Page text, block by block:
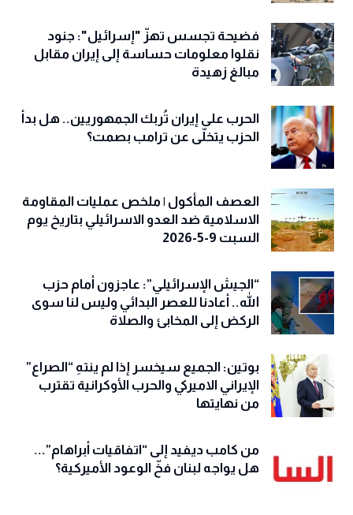
فضيحة تجسس تهزّ "إسرائيل": جنود
نقلوا معلومات حساسة إلى إيران مقابل
مبالغ زهيدة
الحرب على إيران تُربك الجمهوريين.. هل بدأ
الحزب يتخلّى عن ترامب بصمت؟
العصف المأكول | ملخص عمليات المقاومة
الاسلامية ضد العدو الاسرائيلي بتاريخ يوم
السبت 9-5-2026
“الجيش الإسرائيلي”: عاجزون أمام حزب
الله.. أعادنا للعصر البدائي وليس لنا سوى
الركض إلى المخابئ والصلاة
بوتين: الجميع سيخسر إذا لم ينتهِ “الصراع”
الإيراني الاميركي والحرب الأوكرانية تقترب
من نهايتها
من كامب ديفيد إلى “اتفاقيات أبراهام”...
هل يواجه لبنان فخّ الوعود الأميركية؟